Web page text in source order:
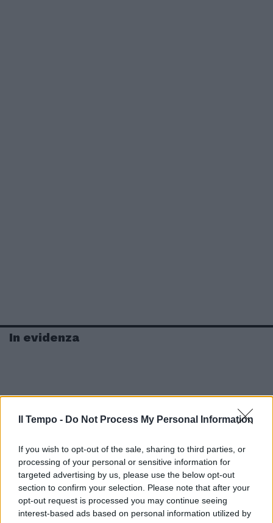
Il Tempo - Do Not Process My Personal Information
If you wish to opt-out of the sale, sharing to third parties, or
processing of your personal or sensitive information for
targeted advertising by us, please use the below opt-out
section to confirm your selection. Please note that after your
opt-out request is processed you may continue seeing
interest-based ads based on personal information utilized by
In evidenza